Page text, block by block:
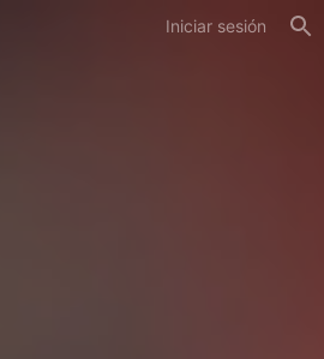
Iniciar sesión